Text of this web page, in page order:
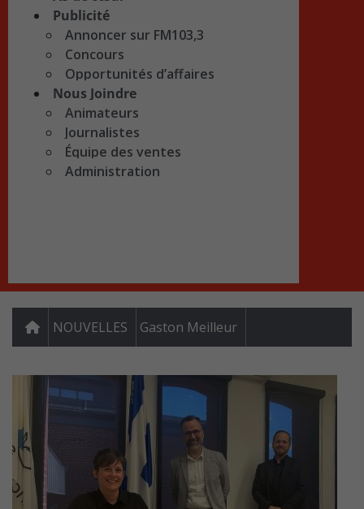
Publicité
Annoncer sur FM103,3
Concours
Opportunités d’affaires
Nous Joindre
Animateurs
Journalistes
Équipe des ventes
Administration
NOUVELLES Gaston Meilleur